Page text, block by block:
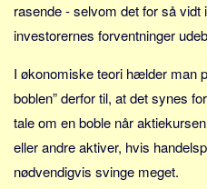
rasende - selvom det for så
investorernes forventninger
I økonomiske teori hælder man
boblen” derfor til, at det synes
tale om en boble når
eller andre aktiver, hvis
nødvendigvis svinge meget.